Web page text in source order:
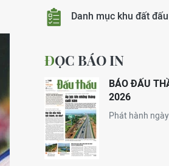
Danh mục khu đất
ĐỌC BÁO IN
BÁO ĐẤU
2026
Phát hành